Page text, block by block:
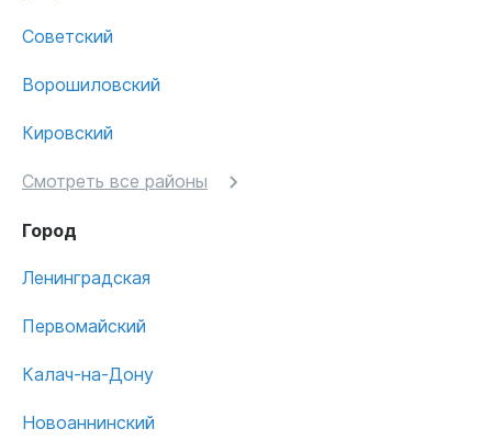
Советский
Ворошиловский
Кировский
Смотреть все районы
Город
Ленинградская
Первомайский
Калач-на-Дону
Новоаннинский